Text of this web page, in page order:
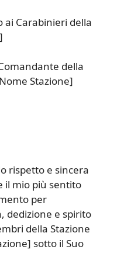
ai Carabinieri della
della
Stazione]
rispetto e sincera
il mio più sentito
per
dedizione e spirito
della Stazione
sotto il Suo